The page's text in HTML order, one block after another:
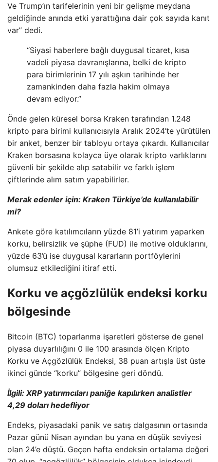
Ve Trump’ın tarifelerinin yeni bir gelişme meydana
geldiğinde anında etki yarattığına dair çok sayıda kanıt
var” dedi.
“Siyasi haberlere bağlı duygusal ticaret, kısa
vadeli piyasa davranışlarına, belki de kripto
para birimlerinin 17 yılı aşkın tarihinde her
zamankinden daha fazla hakim olmaya
devam ediyor.”
Önde gelen küresel borsa Kraken tarafından 1.248
kripto para birimi kullanıcısıyla Aralık 2024’te yürütülen
bir anket, benzer bir tabloyu ortaya çıkardı. Kullanıcılar
Kraken borsasına kolayca üye olarak kripto varlıklarını
güvenli bir şekilde alıp satabilir ve farklı işlem
çiftlerinde alım satım yapabilirler.
Merak edenler için: Kraken Türkiye’de kullanılabilir
mi?
Ankete göre katılımcıların yüzde 81’i yatırım yaparken
korku, belirsizlik ve şüphe (FUD) ile motive olduklarını,
yüzde 63’ü ise duygusal kararların portföylerini
olumsuz etkilediğini itiraf etti.
Korku ve açgözlülük endeksi korku
bölgesinde
Bitcoin (BTC) toparlanma işaretleri gösterse de genel
piyasa duyarlılığını 0 ile 100 arasında ölçen Kripto
Korku ve Açgözlülük Endeksi, 38 puan artışla üst üste
ikinci günde “korku” bölgesine geri döndü.
İlgili: XRP yatırımcıları paniğe kapılırken analistler
4,29 doları hedefliyor
Endeks, piyasadaki panik ve satış dalgasının ortasında
Pazar günü Nisan ayından bu yana en düşük seviyesi
olan 24’e düştü. Geçen hafta endeksin ortalama değeri